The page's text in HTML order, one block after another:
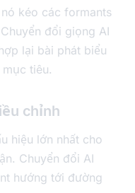
kéo các formants
đổi giọng AI
lại bài phát biểu
tiêu.
chỉnh
hiệu lớn nhất cho
Chuyển đổi AI
hướng tới đường